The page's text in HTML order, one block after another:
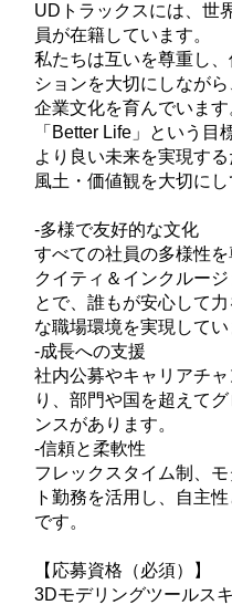
UDトラックスには、世
員が在籍しています。
私たちは互いを尊重し
ションを大切にしなが
企業文化を育んでいます
「Better Life」という目
より良い未来を実現す
風土・価値観を大切にし
-多様で友好的な文化
すべての社員の多様性
クイティ＆インクルー
とで、誰もが安心して
な職場環境を実現してい
-成長への支援
社内公募やキャリアチ
り、部門や国を超えて
ンスがあります。
-信頼と柔軟性
フレックスタイム制、
ト勤務を活用し、自主
です。
【応募資格（必須）】
3Dモデリングツールス